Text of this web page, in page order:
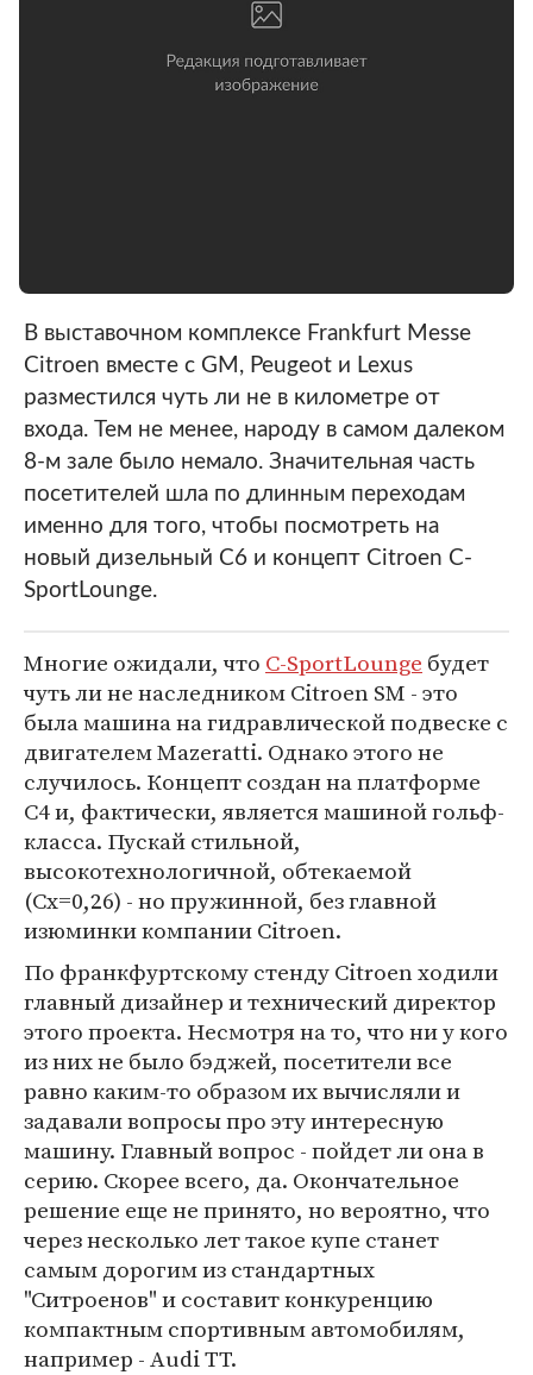
В выставочном комплексе Frankfurt Messe
Citroen вместе с GM, Peugeot и Lexus
разместился чуть ли не в километре от
входа. Тем не менее, народу в самом далеком
8-м зале было немало. Значительная часть
посетителей шла по длинным переходам
именно для того, чтобы посмотреть на
новый дизельный С6 и концепт Citroen C-
SportLounge.
Многие ожидали, что C-SportLounge будет
чуть ли не наследником Citroen SM - это
была машина на гидравлической подвеске с
двигателем Mazeratti. Однако этого не
случилось. Концепт создан на платформе
С4 и, фактически, является машиной гольф-
класса. Пускай стильной,
высокотехнологичной, обтекаемой
(Cx=0,26) - но пружинной, без главной
изюминки компании Citroen.
По франкфуртскому стенду Citroen ходили
главный дизайнер и технический директор
этого проекта. Несмотря на то, что ни у кого
из них не было бэджей, посетители все
равно каким-то образом их вычисляли и
задавали вопросы про эту интересную
машину. Главный вопрос - пойдет ли она в
серию. Скорее всего, да. Окончательное
решение еще не принято, но вероятно, что
через несколько лет такое купе станет
самым дорогим из стандартных
"Ситроенов" и составит конкуренцию
компактным спортивным автомобилям,
например - Audi TT.